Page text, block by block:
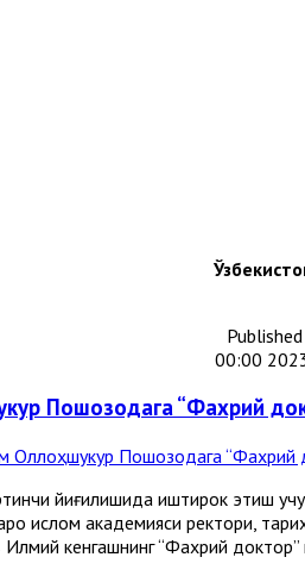
Пошозодага “Фахрий
йиғилишида иштирок этиш
ислом академияси ректори,
кенгашнинг “Фахрий